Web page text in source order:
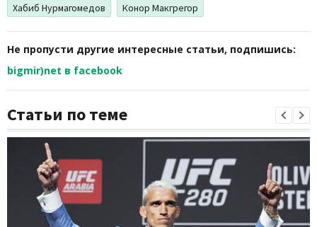
Хабиб Нурмагомедов
Конор Макгрегор
Не пропусти другие интересные статьи, подпишись:
bigmir)net в facebook
Статьи по теме